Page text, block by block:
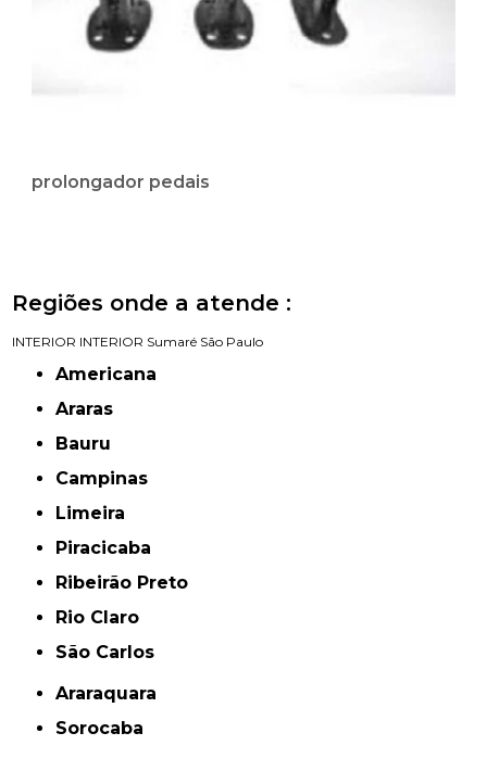
prolongador pedais
Regiões onde a atende :
INTERIOR INTERIOR Sumaré São Paulo
Americana
Araras
Bauru
Campinas
Limeira
Piracicaba
Ribeirão Preto
Rio Claro
São Carlos
Araraquara
Sorocaba